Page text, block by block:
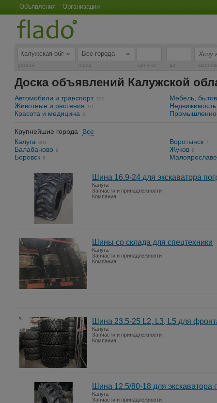
Объявления Организации
-
регион город цена от до
Доска объявлений Калужской
Автомобили и транспорт 100
Животные и растения 10
Красота и медицина 2
Мебель,
Недвижимость
Крупнейшие города
Все
Калуга
301
Балабаново 9
Боровск 6
Воротынск 7
Жуков 8
Шина 16.9-24 для экскаватора
Калуга
Запчасти и принадлежности
Компания
Шины со склада для спецтехники
Калуга
Запчасти и принадлежности
Компания
Шина 23.5-25 L2, L3, L5 для
Калуга
Запчасти и принадлежности
Компания
Шина 12.5/80-18 для экскаватора
Калуга
Запчасти и принадлежности